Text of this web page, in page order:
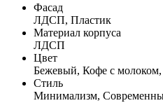
Фасад
ЛДСП, Пластик
Материал корпуса
ЛДСП
Цвет
Бежевый, Кофе с
Стиль
Минимализм,